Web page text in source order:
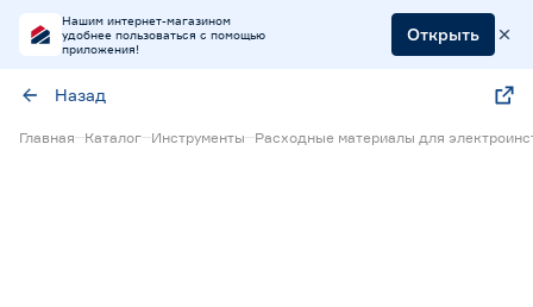
Нашим интернет-магазином
удобнее пользоваться с помощью
приложения!
Открыть
Назад
Главная Каталог Инструменты Расходные материалы для